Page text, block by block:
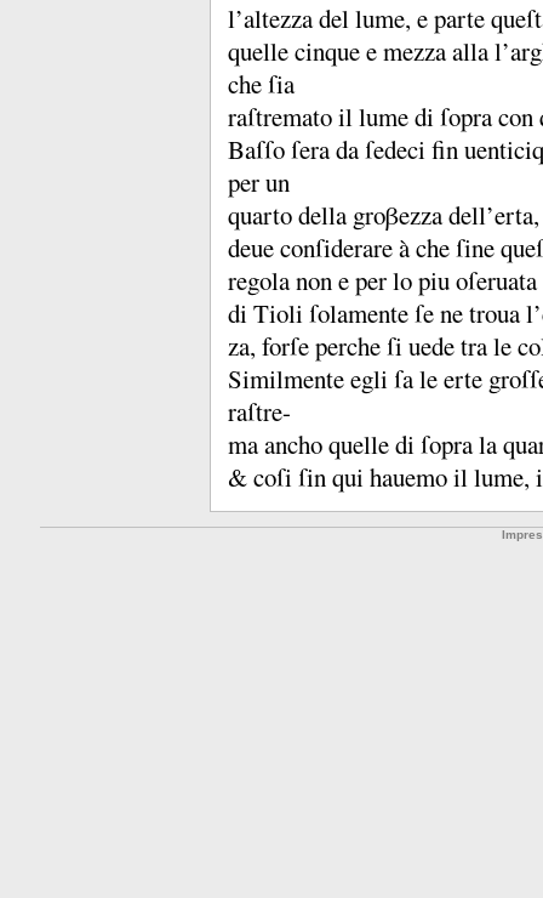
l’altezza del lume, e parte
quelle cinque e mezza alla
che ſia
raſtremato il lume di ſopra con
Baſſo ſera da ſedeci fin
per un
quarto della groβezza
deue conſiderare à che ſine
regola non e per lo piu
di Tioli ſolamente ſe ne troua
za, forſe perche ſi uede tra le
Similmente egli ſa le erte
raſtre-
ma ancho quelle di ſopra la
&coſi ſin qui hauemo il